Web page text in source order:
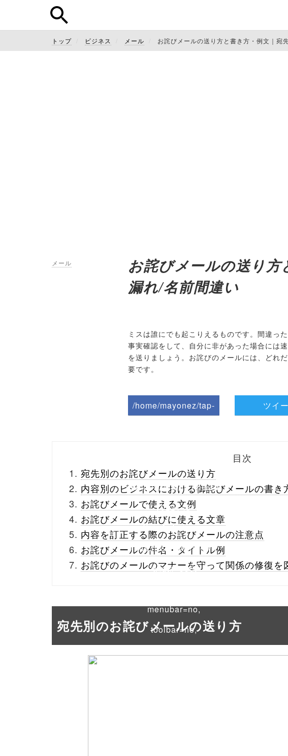
トップ ビジネス メール お詫びメールの送り方と書き方・例文｜宛
メール
お詫びメールの送り方
漏れ/名前間違い
ミスは誰にでも起こりえるものです。間違っ
事実確認をして、自分に非があった場合には
を送りましょう。お詫びのメールには、どれ
要です。
/home/mayonez/tap-
_theme/parts/sns-
buttons.php on line10
/1022143"
onclick="window.open
(this.href, 'Gwindow',
'width=550,
menubar=no,
toolbar=no,
ツイ
目次
宛先別のお詫びメールの送り方
内容別のビジネスにおける御詫びメールの書き
お詫びメールで使える文例
お詫びメールの結びに使える文章
内容を訂正する際のお詫びメールの注意点
お詫びメールの件名・タイトル例
お詫びのメールのマナーを守って関係の修復を
宛先別のお詫びメールの送り方